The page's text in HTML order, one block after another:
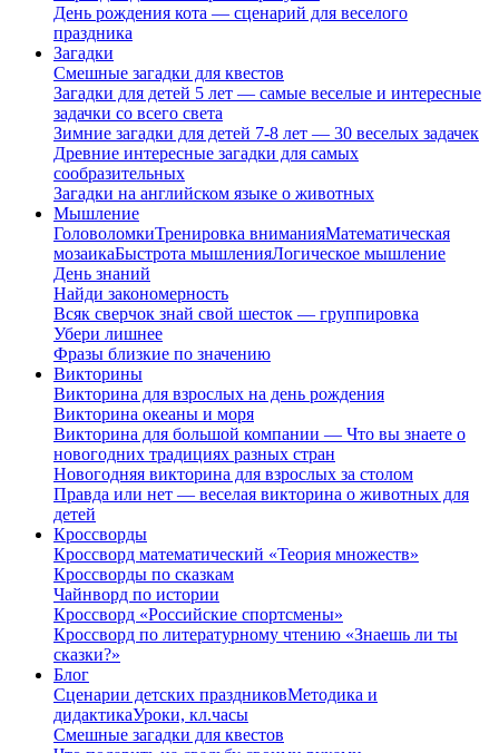
День рождения кота — сценарий для веселого
праздника
Загадки
Смешные загадки для квестов
Загадки для детей 5 лет — самые веселые и интересные
задачки со всего света
Зимние загадки для детей 7-8 лет — 30 веселых задачек
Древние интересные загадки для самых
сообразительных
Загадки на английском языке о животных
Мышление
ГоловоломкиТренировка вниманияМатематическая
мозаикаБыстрота мышленияЛогическое мышление
День знаний
Найди закономерность
Всяк сверчок знай свой шесток — группировка
Убери лишнее
Фразы близкие по значению
Викторины
Викторина для взрослых на день рождения
Викторина океаны и моря
Викторина для большой компании — Что вы знаете о
новогодних традициях разных стран
Новогодняя викторина для взрослых за столом
Правда или нет — веселая викторина о животных для
детей
Кроссворды
Кроссворд математический «Теория множеств»
Кроссворды по сказкам
Чайнворд по истории
Кроссворд «Российские спортсмены»
Кроссворд по литературному чтению «Знаешь ли ты
сказки?»
Блог
Сценарии детских праздниковМетодика и
дидактикаУроки, кл.часы
Смешные загадки для квестов